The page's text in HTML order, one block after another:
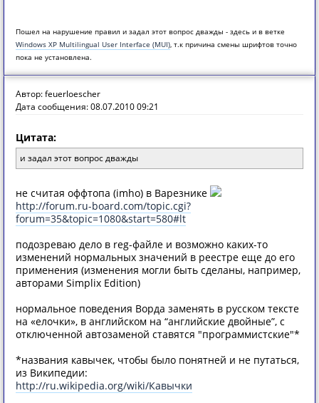
Пошел на нарушение правил и задал этот вопрос дважды - здесь и в ветке
Windows XP Multilingual User Interface (MUI), т.к причина смены шрифтов точно
пока не установлена.
Автор: feuerloescher
Дата сообщения: 08.07.2010 09:21
Цитата:
и задал этот вопрос дважды
не считая оффтопа (imho) в Варезнике
http://forum.ru-board.com/topic.cgi?
forum=35&topic=1080&start=580#lt
подозреваю дело в reg-файле и возможно каких-то
изменений нормальных значений в реестре еще до его
применения (изменения могли быть сделаны, например,
авторами Simplix Edition)
нормальное поведения Ворда заменять в русском тексте
на «елочки», в английском на “английские двойные”, с
отключенной автозаменой ставятся "программистские"*
*названия кавычек, чтобы было понятней и не путаться,
из Википедии:
http://ru.wikipedia.org/wiki/Кавычки